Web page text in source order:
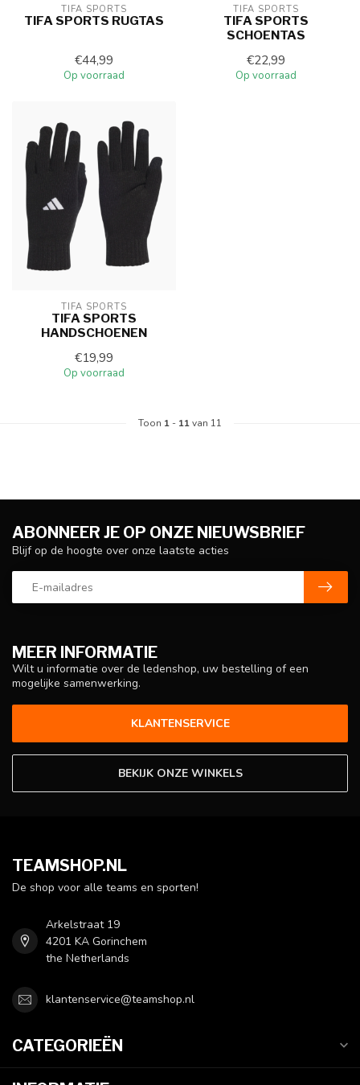
TIFA SPORTS
TIFA SPORTS RUGTAS
€44,99
Op voorraad
TIFA SPORTS
TIFA SPORTS
SCHOENTAS
€22,99
Op voorraad
TIFA SPORTS
TIFA SPORTS
HANDSCHOENEN
€19,99
Op voorraad
Toon 1 - 11van 11
MEER INFORMATIE
Wilt u informatie over de ledenshop, uw bestelling of een
mogelijke samenwerking.
KLANTENSERVICE
BEKIJK ONZE WINKELS
ABONNEER JE OP ONZE NIEUWSBRIEF
Blijf op de hoogte over onze laatste acties
TEAMSHOP.NL
De shop voor alle teams en sporten!
Arkelstraat 19
4201 KA Gorinchem
the Netherlands
klantenservice@teamshop.nl
CATEGORIEËN